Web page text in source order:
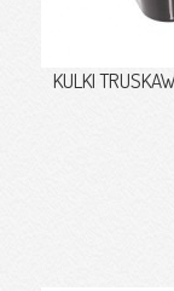
KULKI